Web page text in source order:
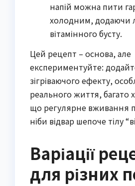
напій можна пити
холодним, додаючи
вітамінного бусту.
Цей рецепт – основа, але
експериментуйте:
зігріваючого ефекту,
реального життя, багато
що регулярне вживання
ніби відвар шепоче тілу
Варіації
для різних